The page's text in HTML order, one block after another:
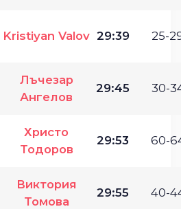
Kristiyan Valov 29:39 25-
Лъчезар
Ангелов
29:45 30-
Христо
Тодоров
29:53 60-
Виктория
Томова
29:55 40-